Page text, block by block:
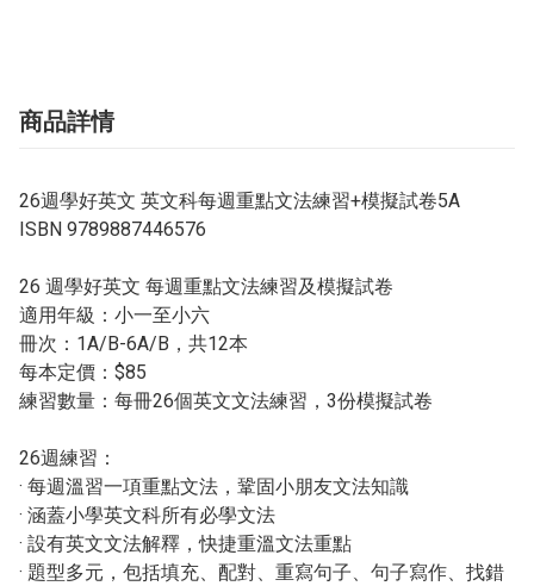
商品詳情
26週學好英文 英文科每週重點文法練習+模擬試卷5A
ISBN 9789887446576
26 週學好英文 每週重點文法練習及模擬試卷
適用年級：小一至小六
冊次：1A/B-6A/B，共12本
每本定價：$85
練習數量：每冊26個英文文法練習，3份模擬試卷
26週練習：
· 每週溫習一項重點文法，鞏固小朋友文法知識
· 涵蓋小學英文科所有必學文法
· 設有英文文法解釋，快捷重溫文法重點
· 題型多元，包括填充、配對、重寫句子、句子寫作、找錯